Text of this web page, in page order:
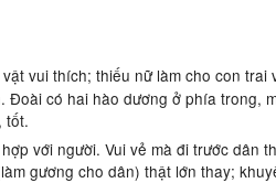
vui thích; thiếu nữ làm cho con trai
có hai hào dương ở phía trong,
tốt.
với người. Vui vẻ mà đi trước dân
gương cho dân) thật lớn thay;